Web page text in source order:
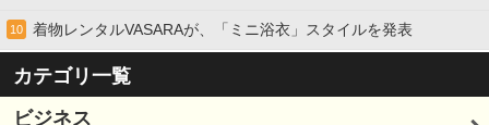
10 着物レンタルVASARAが、「ミニ浴衣」スタイルを発表
カテゴリ一覧
ビジネス